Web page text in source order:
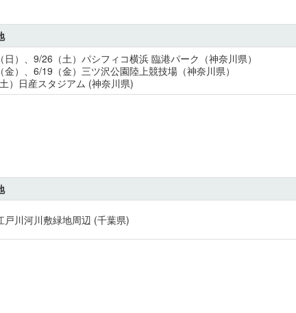
日）、9/26（土）パシフィコ横浜 臨港パーク（神奈川県）
金）、6/19（金）三ツ沢公園陸上競技場（神奈川県）
）日産スタジアム (神奈川県)
戸川河川敷緑地周辺 (千葉県)